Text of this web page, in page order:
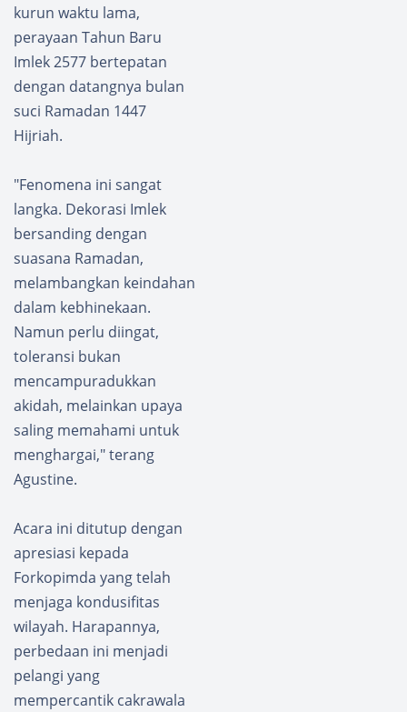
kurun waktu lama,
perayaan Tahun Baru
Imlek 2577 bertepatan
dengan datangnya bulan
suci Ramadan 1447
Hijriah.
"Fenomena ini sangat
langka. Dekorasi Imlek
bersanding dengan
suasana Ramadan,
melambangkan keindahan
dalam kebhinekaan.
Namun perlu diingat,
toleransi bukan
mencampuradukkan
akidah, melainkan upaya
saling memahami untuk
menghargai," terang
Agustine.
Acara ini ditutup dengan
apresiasi kepada
Forkopimda yang telah
menjaga kondusifitas
wilayah. Harapannya,
perbedaan ini menjadi
pelangi yang
mempercantik cakrawala